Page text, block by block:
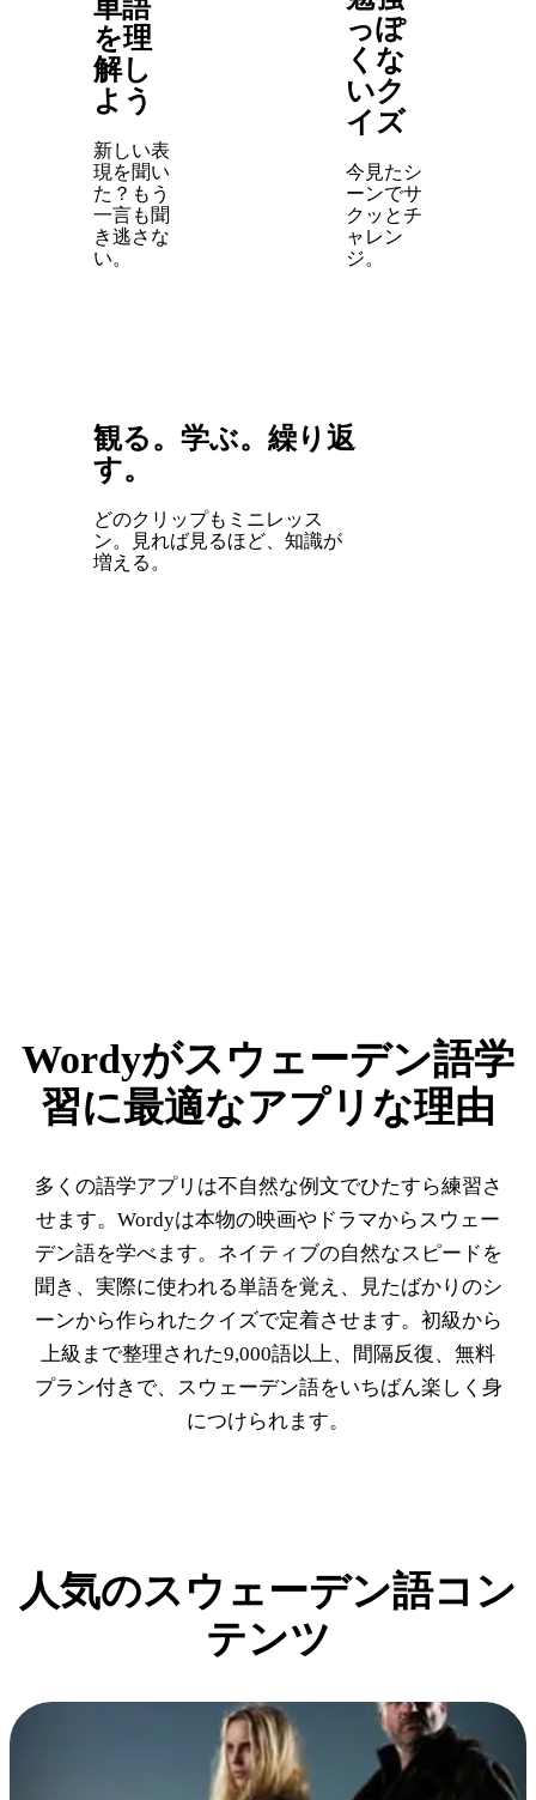
単語
を理
解し
よう
新しい表
現を聞い
た？もう
一言も聞
き逃さな
い。
っぽ
くな
いク
イズ
今見たシ
ーンでサ
クッとチ
ャレン
ジ。
観る。学ぶ。繰り返
す。
どのクリップもミニレッス
ン。見れば見るほど、知識が
増える。
Wordyがスウェーデン語学
習に最適なアプリな理由
多くの語学アプリは不自然な例文でひたすら練習さ
せます。Wordyは本物の映画やドラマからスウェー
デン語を学べます。ネイティブの自然なスピードを
聞き、実際に使われる単語を覚え、見たばかりのシ
ーンから作られたクイズで定着させます。初級から
上級まで整理された9,000語以上、間隔反復、無料
プラン付きで、スウェーデン語をいちばん楽しく身
につけられます。
人気のスウェーデン語コン
テンツ